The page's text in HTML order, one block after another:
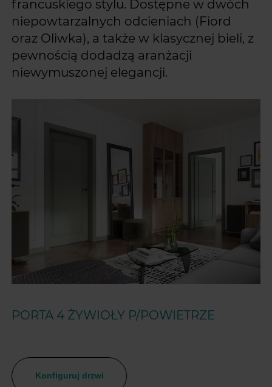
francuskiego stylu. Dostępne w dwóch
niepowtarzalnych odcieniach (Fiord
oraz Oliwka), a także w klasycznej bieli, z
pewnością dodadzą aranżacji
niewymuszonej elegancji.
PORTA 4 ŻYWIOŁY P/POWIETRZE
Konfiguruj drzwi